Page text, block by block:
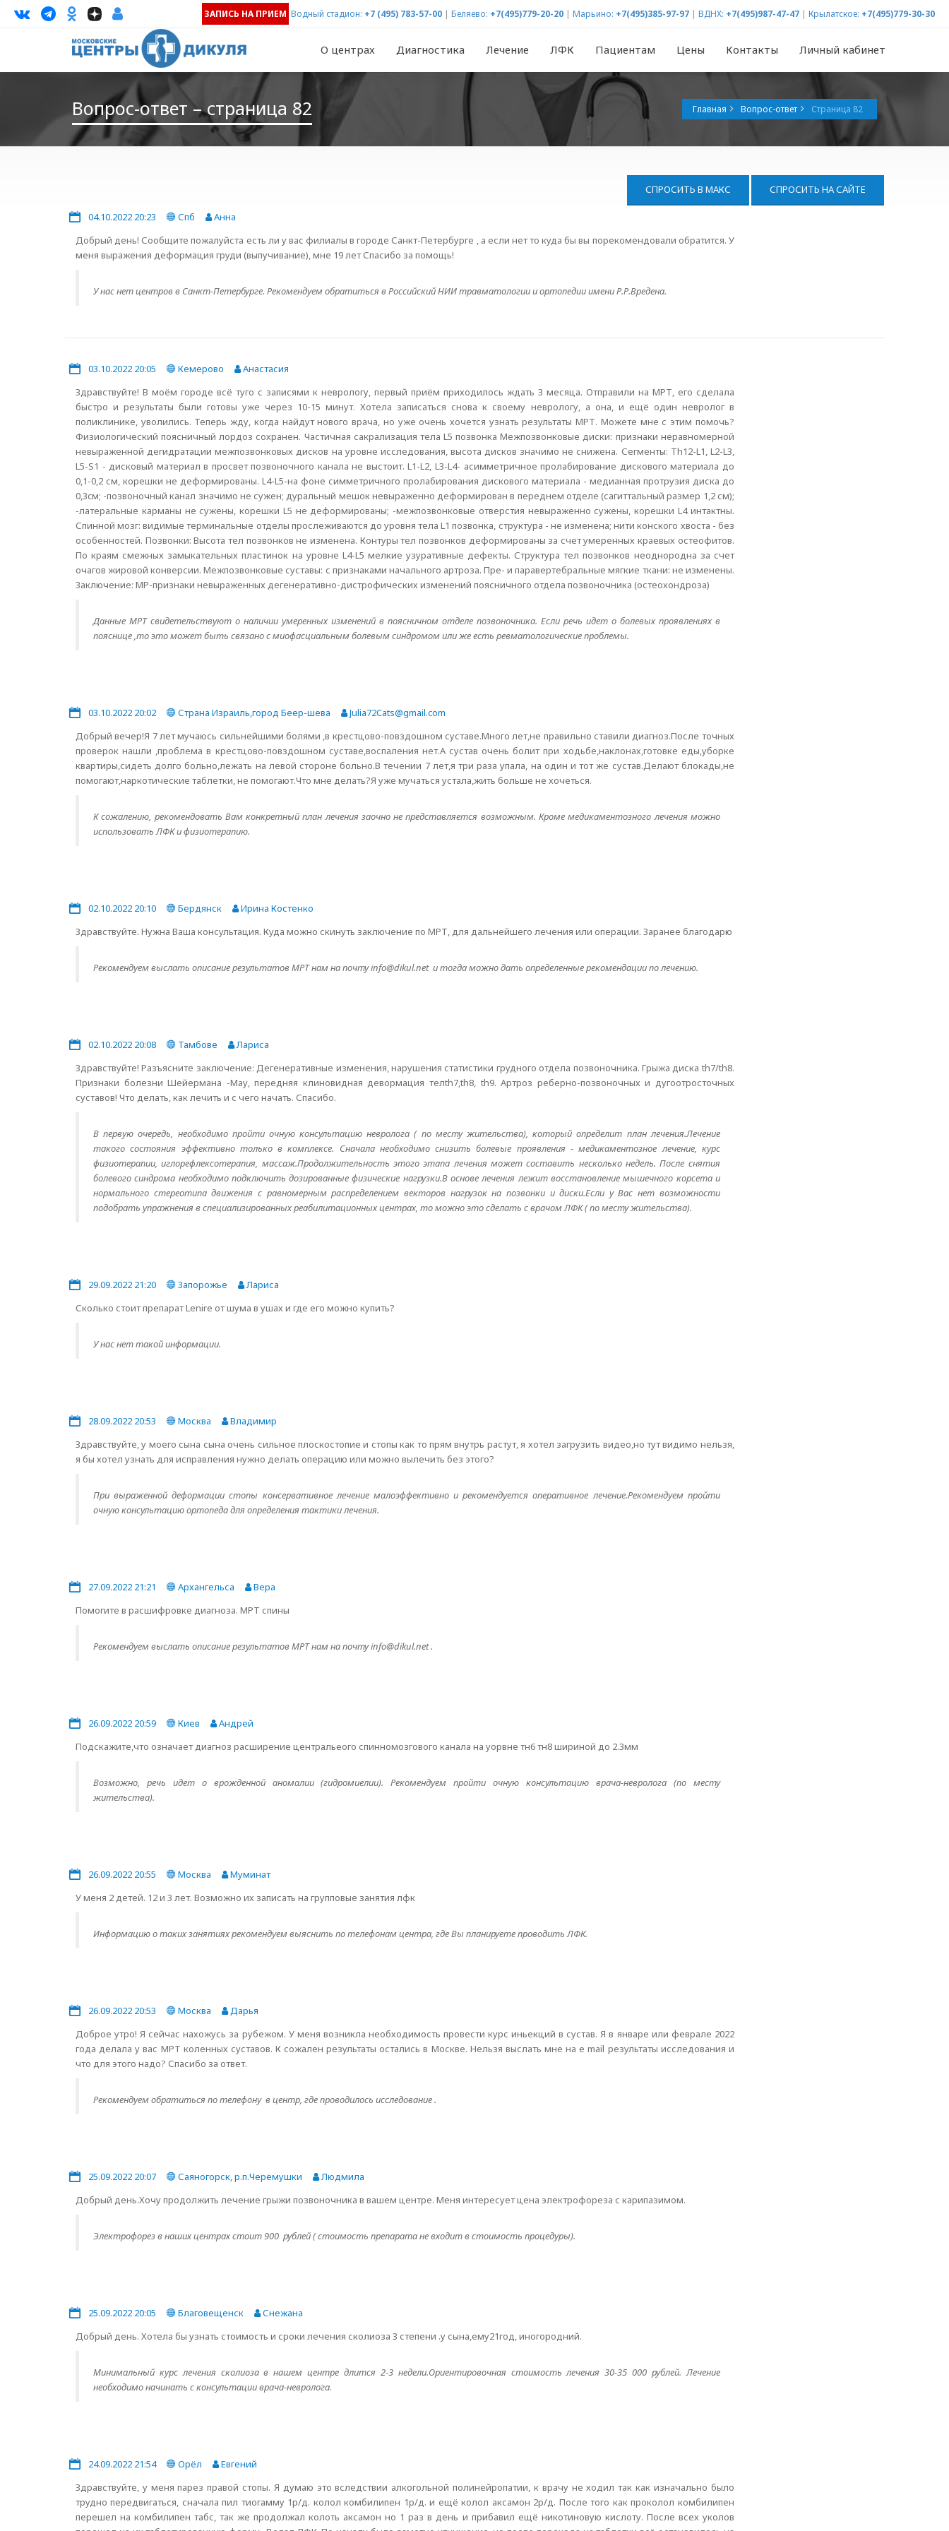
ЗАПИСЬ НА ПРИЕМ Водный стадион: +7 (495) 783-57-00 | Беляево: +7(495)779-20-20 | Марьино: +7(495)385-97-97 | ВДНХ: +7(495)987-47-47 | Крылатское: +7(495)779-30-30
О центрах Диагностика Лечение ЛФК Пациентам Цены Контакты Личный кабинет
Вопрос-ответ – страница 82 Главная Вопрос-ответ Страница 82
СПРОСИТЬ В МАКС СПРОСИТЬ НА САЙТЕ
04.10.2022 20:23 Спб
Анна
Добрый день! Сообщите пожалуйста есть ли у вас филиалы в городе Санкт-Петербурге , а если нет то куда бы вы порекомендовали обратится. У
меня выражения деформация груди (выпучивание), мне 19 лет Спасибо за помощь!
У нас нет центров в Санкт-Петербурге. Рекомендуем обратиться в Российский НИИ травматологии и ортопедии имени Р.Р.Вредена.
03.10.2022 20:05 Кемерово
Анастасия
Здравствуйте! В моём городе всё туго с записями к неврологу, первый приём приходилось ждать 3 месяца. Отправили на МРТ, его сделала
быстро и результаты были готовы уже через 10-15 минут. Хотела записаться снова к своему неврологу, а она, и ещё один невролог в
поликлинике, уволились. Теперь жду, когда найдут нового врача, но уже очень хочется узнать результаты МРТ. Можете мне с этим помочь?
Физиологический поясничный лордоз сохранен. Частичная сакрализация тела L5 позвонка Межпозвонковые диски: признаки неравномерной
невыраженной дегидратации межпозвонковых дисков на уровне исследования, высота дисков значимо не снижена. Сегменты: Th12-L1, L2-L3,
L5-S1 - дисковый материал в просвет позвоночного канала не выстоит. L1-L2, L3-L4- асимметричное пролабирование дискового материала до
0,1-0,2 см, корешки не деформированы. L4-L5-на фоне симметричного пролабирования дискового материала - медианная протрузия диска до
0,3cм; -позвоночный канал значимо не сужен; дуральный мешок невыраженно деформирован в переднем отделе (сагиттальный размер 1,2 см);
-латеральные карманы не сужены, корешки L5 не деформированы; -межпозвонковые отверстия невыраженно сужены, корешки L4 интактны.
Спинной мозг: видимые терминальные отделы прослеживаются до уровня тела L1 позвонка, структура - не изменена; нити конского хвоста - без
особенностей. Позвонки: Высота тел позвонков не изменена. Контуры тел позвонков деформированы за счет умеренных краевых остеофитов.
По краям смежных замыкательных пластинок на уровне L4-L5 мелкие узуративные дефекты. Структура тел позвонков неоднородна за счет
очагов жировой конверсии. Межпозвонковые суставы: с признаками начального артроза. Пре- и паравертебральные мягкие ткани: не изменены.
Заключение: МР-признаки невыраженных дегенеративно-дистрофических изменений поясничного отдела позвоночника (остеохондроза)
Данные МРТ свидетельствуют о наличии умеренных изменений в поясничном отделе позвоночника. Если речь идет о болевых проявлениях в
пояснице ,то это может быть связано с миофасциальным болевым синдромом или же есть ревматологические проблемы.
03.10.2022 20:02 Страна Израиль,город Беер-шева
Julia72Cats@gmail.com
Добрый вечер!Я 7 лет мучаюсь сильнейшими болями ,в крестцово-повздошном суставе.Много лет,не правильно ставили диагноз.После точных
проверок нашли ,проблема в крестцово-повздошном суставе,воспаления нет.А сустав очень болит при ходьбе,наклонах,готовке еды,уборке
квартиры,сидеть долго больно,лежать на левой стороне больно.В течении 7 лет,я три раза упала, на один и тот же сустав.Делают блокады,не
помогают,наркотические таблетки, не помогают.Что мне делать?Я уже мучаться устала,жить больше не хочеться.
К сожалению, рекомендовать Вам конкретный план лечения заочно не представляется возможным. Кроме медикаментозного лечения можно
использовать ЛФК и физиотерапию.
02.10.2022 20:10 Бердянск
Ирина Костенко
Здравствуйте. Нужна Ваша консультация. Куда можно скинуть заключение по МРТ, для дальнейшего лечения или операции. Заранее благодарю
Рекомендуем выслать описание результатов МРТ нам на почту info@dikul.net и тогда можно дать определенные рекомендации по лечению.
02.10.2022 20:08 Тамбове
Лариса
Здравствуйте! Разъясните заключение: Дегенеративные изменения, нарушения статистики грудного отдела позвоночника. Грыжа диска th7/th8.
Признаки болезни Шейермана -Мау, передняя клиновидная девормация телth7,th8, th9. Артроз реберно-позвоночных и дугоотросточных
суставов! Что делать, как лечить и с чего начать. Спасибо.
В первую очередь, необходимо пройти очную консультацию невролога ( по месту жительства), который определит план лечения.Лечение
такого состояния эффективно только в комплексе. Сначала необходимо снизить болевые проявления - медикаментозное лечение, курс
физиотерапии, иглорефлексотерапия, массаж.Продолжительность этого этапа лечения может составить несколько недель. После снятия
болевого синдрома необходимо подключить дозированные физические нагрузки.В основе лечения лежит восстановление мышечного корсета и
нормального стереотипа движения с равномерным распределением векторов нагрузок на позвонки и диски.Если у Вас нет возможности
подобрать упражнения в специализированных реабилитационных центрах, то можно это сделать с врачом ЛФК ( по месту жительства).
29.09.2022 21:20 Запорожье
Лариса
Сколько стоит препарат Lenire от шума в ушах и где его можно купить?
У нас нет такой информации.
28.09.2022 20:53 Москва
Владимир
Здравствуйте, у моего сына сына очень сильное плоскостопие и стопы как то прям внутрь растут, я хотел загрузить видео,но тут видимо нельзя,
я бы хотел узнать для исправления нужно делать операцию или можно вылечить без этого?
При выраженной деформации стопы консервативное лечение малоэффективно и рекомендуется оперативное лечение.Рекомендуем пройти
очную консультацию ортопеда для определения тактики лечения.
27.09.2022 21:21 Архангельса
Вера
Помогите в расшифровке диагноза. МРТ спины
Рекомендуем выслать описание результатов МРТ нам на почту info@dikul.net .
26.09.2022 20:59 Киев
Андрей
Подскажите,что означает диагноз расширение центральеого спинномозгового канала на уорвне тн6 тн8 шириной до 2.3мм
Возможно, речь идет о врожденной аномалии (гидромиелии). Рекомендуем пройти очную консультацию врача-невролога (по месту
жительства).
26.09.2022 20:55 Москва
Муминат
У меня 2 детей. 12 и 3 лет. Возможно их записать на групповые занятия лфк
Информацию о таких занятиях рекомендуем выяснить по телефонам центра, где Вы планируете проводить ЛФК.
26.09.2022 20:53 Москва
Дарья
Доброе утро! Я сейчас нахожусь за рубежом. У меня возникла необходимость провести курс иньекций в сустав. Я в январе или феврале 2022
года делала у вас МРТ коленных суставов. К сожален результаты остались в Москве. Нельзя выслать мне на е mail результаты исследования и
что для этого надо? Спасибо за ответ.
Рекомендуем обратиться по телефону в центр, где проводилось исследование .
25.09.2022 20:07 Саяногорск, р.п.Черёмушки
Людмила
Добрый день.Хочу продолжить лечение грыжи позвоночника в вашем центре. Меня интересует цена электрофореза с карипазимом.
Электрофорез в наших центрах стоит 900 рублей ( стоимость препарата не входит в стоимость процедуры).
25.09.2022 20:05 Благовещенск
Снежана
Добрый день. Хотела бы узнать стоимость и сроки лечения сколиоза 3 степени .у сына,ему21год, иногородний.
Минимальный курс лечения сколиоза в нашем центре длится 2-3 недели.Ориентировочная стоимость лечения 30-35 000 рублей. Лечение
необходимо начинать с консультации врача-невролога.
24.09.2022 21:54 Орёл
Евгений
Здравствуйте, у меня парез правой стопы. Я думаю это вследствии алкогольной полинейропатии, к врачу не ходил так как изначально было
трудно передвигаться, сначала пил тиогамму 1р/д. колол комбилипен 1р/д. и ещё колол аксамон 2р/д. После того как проколол комбилипен
перешел на комбилипен табс, так же продолжал колоть аксамон но 1 раз в день и прибавил ещё никотиновую кислоту. После всех уколов